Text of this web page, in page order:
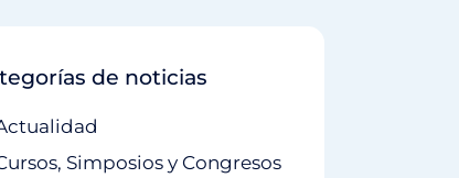
de noticias
Simposios y Congresos